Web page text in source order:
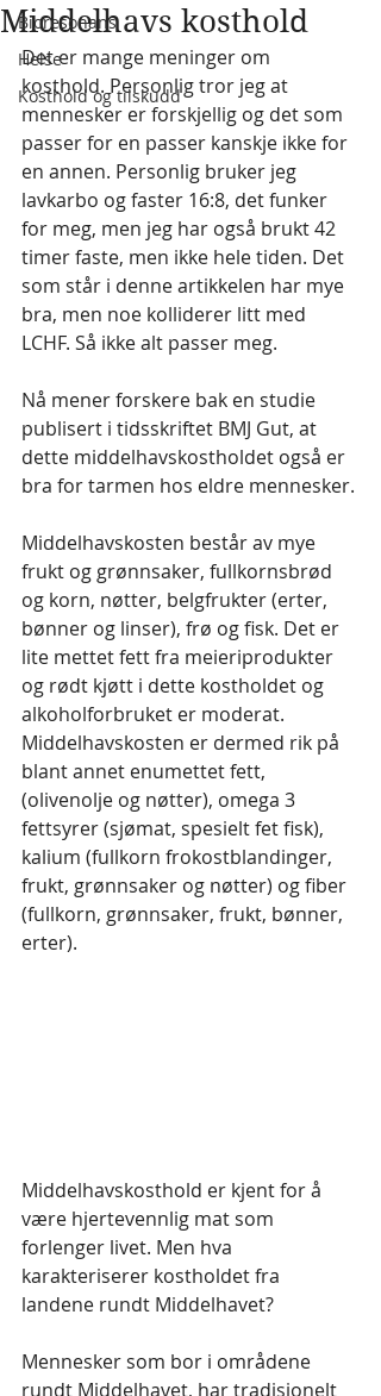
Bioresonans
Helse
Kosthold og tilskudd
Middelhavs kosthold
Det er mange meninger om
kosthold. Personlig tror jeg at
mennesker er forskjellig og det som
passer for en passer kanskje ikke for
en annen. Personlig bruker jeg
lavkarbo og faster 16:8, det funker
for meg, men jeg har også brukt 42
timer faste, men ikke hele tiden. Det
som står i denne artikkelen har mye
bra, men noe kolliderer litt med
LCHF. Så ikke alt passer meg.
Nå mener forskere bak en studie
publisert i tidsskriftet BMJ Gut, at
dette middelhavskostholdet også er
bra for tarmen hos eldre mennesker.
Middelhavskosten består av mye
frukt og grønnsaker, fullkornsbrød
og korn, nøtter, belgfrukter (erter,
bønner og linser), frø og fisk. Det er
lite mettet fett fra meieriprodukter
og rødt kjøtt i dette kostholdet og
alkoholforbruket er moderat.
Middelhavskosten er dermed rik på
blant annet enumettet fett,
(olivenolje og nøtter), omega 3
fettsyrer (sjømat, spesielt fet fisk),
kalium (fullkorn frokostblandinger,
frukt, grønnsaker og nøtter) og fiber
(fullkorn, grønnsaker, frukt, bønner,
erter).
Middelhavskosthold er kjent for å
være hjertevennlig mat som
forlenger livet. Men hva
karakteriserer kostholdet fra
landene rundt Middelhavet?
Mennesker som bor i områdene
rundt Middelhavet, har tradisjonelt